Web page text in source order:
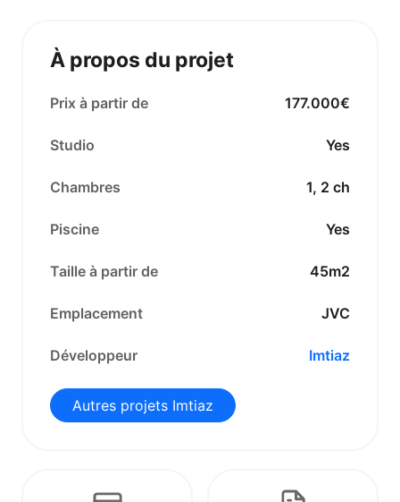
À propos du projet
Prix à partir de 177.000€
Studio Yes
Chambres 1, 2 ch
Piscine Yes
Taille à partir de 45m2
Emplacement JVC
Développeur Imtiaz
Autres projets Imtiaz